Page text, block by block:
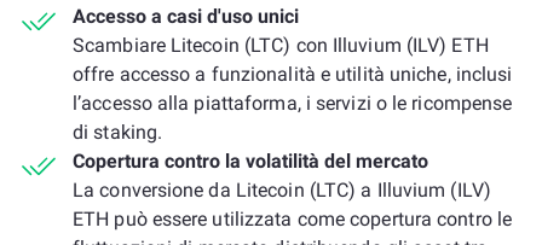
Accesso a casi d'uso unici
Scambiare Litecoin (LTC) con Illuvium (ILV) ETH
offre accesso a funzionalità e utilità uniche, inclusi
l’accesso alla piattaforma, i servizi o le ricompense
di staking.
Copertura contro la volatilità del mercato
La conversione da Litecoin (LTC) a Illuvium (ILV)
ETH può essere utilizzata come copertura contro le